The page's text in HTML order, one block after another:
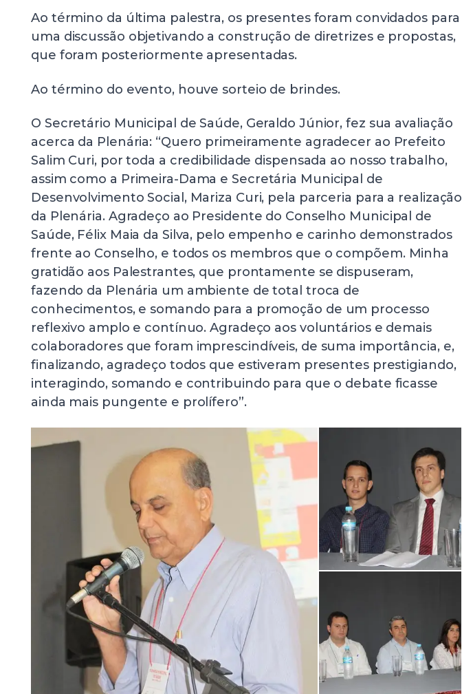
Ao término da última palestra, os presentes foram convidados para
uma discussão objetivando a construção de diretrizes e propostas,
que foram posteriormente apresentadas.
Ao término do evento, houve sorteio de brindes.
O Secretário Municipal de Saúde, Geraldo Júnior, fez sua avaliação
acerca da Plenária: “Quero primeiramente agradecer ao Prefeito
Salim Curi, por toda a credibilidade dispensada ao nosso trabalho,
assim como a Primeira-Dama e Secretária Municipal de
Desenvolvimento Social, Mariza Curi, pela parceria para a realização
da Plenária. Agradeço ao Presidente do Conselho Municipal de
Saúde, Félix Maia da Silva, pelo empenho e carinho demonstrados
frente ao Conselho, e todos os membros que o compõem. Minha
gratidão aos Palestrantes, que prontamente se dispuseram,
fazendo da Plenária um ambiente de total troca de
conhecimentos, e somando para a promoção de um processo
reflexivo amplo e contínuo. Agradeço aos voluntários e demais
colaboradores que foram imprescindíveis, de suma importância, e,
finalizando, agradeço todos que estiveram presentes prestigiando,
interagindo, somando e contribuindo para que o debate ficasse
ainda mais pungente e prolífero”.